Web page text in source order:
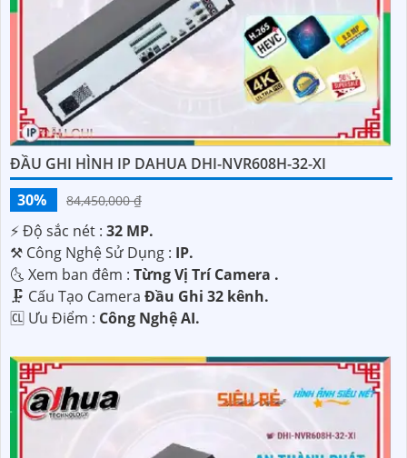
ĐẦU GHI HÌNH IP DAHUA DHI-NVR608H-32-XI
30%
84,450,000 ₫
️⚡ Độ sắc nét : 32 MP.
⚒ Công Nghệ Sử Dụng : IP.
🌜 Xem ban đêm : Từng Vị Trí Camera .
🗜️ Cấu Tạo Camera Đầu Ghi 32 kênh.
️🆑 Ưu Điểm : Công Nghệ AI.